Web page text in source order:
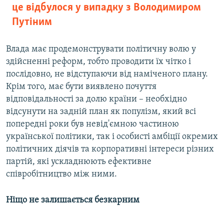
це відбулося у випадку з Володимиром
Путіним
Влада має продемонструвати політичну волю у
здійсненні реформ, тобто проводити їх чітко і
послідовно, не відступаючи від наміченого плану.
Крім того, має бути виявлено почуття
відповідальності за долю країни – необхідно
відсунути на задній план як популізм, який всі
попередні роки був невід'ємною частиною
української політики, так і особисті амбіції окремих
політичних діячів та корпоративні інтереси різних
партій, які ускладнюють ефективне
співробітництво між ними.
Ніщо не залишається безкарним